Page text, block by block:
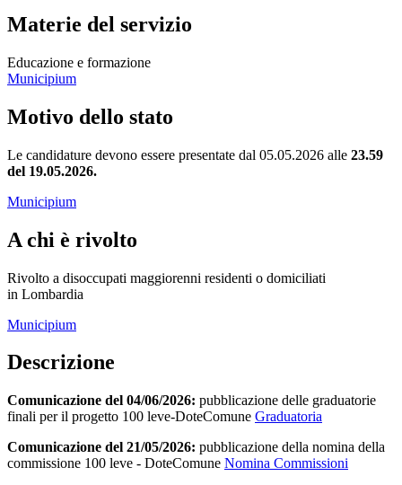
Materie del servizio
Educazione e formazione
Municipium
Motivo dello stato
Le candidature devono essere presentate dal 05.05.2026 alle 23.59
del 19.05.2026.
Municipium
A chi è rivolto
Rivolto a disoccupati maggiorenni residenti o domiciliati
in Lombardia
Municipium
Descrizione
Comunicazione del 04/06/2026: pubblicazione delle graduatorie
finali per il progetto 100 leve-DoteComune Graduatoria
Comunicazione del 21/05/2026: pubblicazione della nomina della
commissione 100 leve - DoteComune Nomina Commissioni